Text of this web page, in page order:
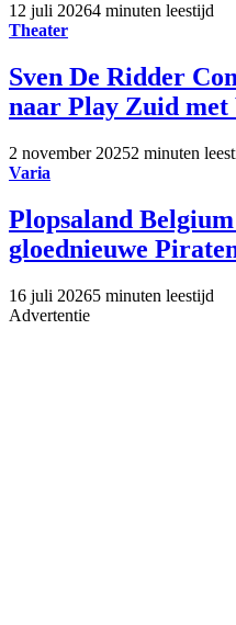
12 juli 20264 minuten leestijd
Theater
Sven De Ridder
naar Play Zuid
2 november 20252 minuten
Varia
Plopsaland
gloednieuwe
16 juli 20265 minuten leestijd
Advertentie